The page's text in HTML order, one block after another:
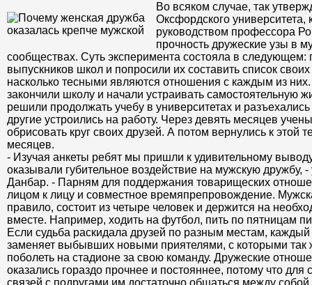
Во всяком случае, так
Оксфордского университета,
руководством профессора
прочность дружеские узы в
сообществах. Суть эксперимента состояла в следующем:
выпускников школ и попросили их составить список своих
насколько тесными являются отношения с каждым из
закончили школу и начали устраивать самостоятельную
решили продолжать учебу в университетах и
другие устроились на работу. Через девять месяцев
обрисовать круг своих друзей. А потом вернулись к этой
месяцев.
- Изучая анкеты ребят мы пришли к удивительному
оказывали губительное воздействие на мужскую дружбу,
Данбар. - Парням для поддержания товарищеских
лицом к лицу и совместное времяпрепровождение.
правило, состоит из четыре человек и держится на
вместе. Например, ходить на футбол, пить по пятницам
Если судьба раскидала друзей по разным местам, каждый
заменяет выбывших новыми приятелями, с которыми так
поболеть на стадионе за свою команду. Дружеские
оказались гораздо прочнее и постояннее, потому что для